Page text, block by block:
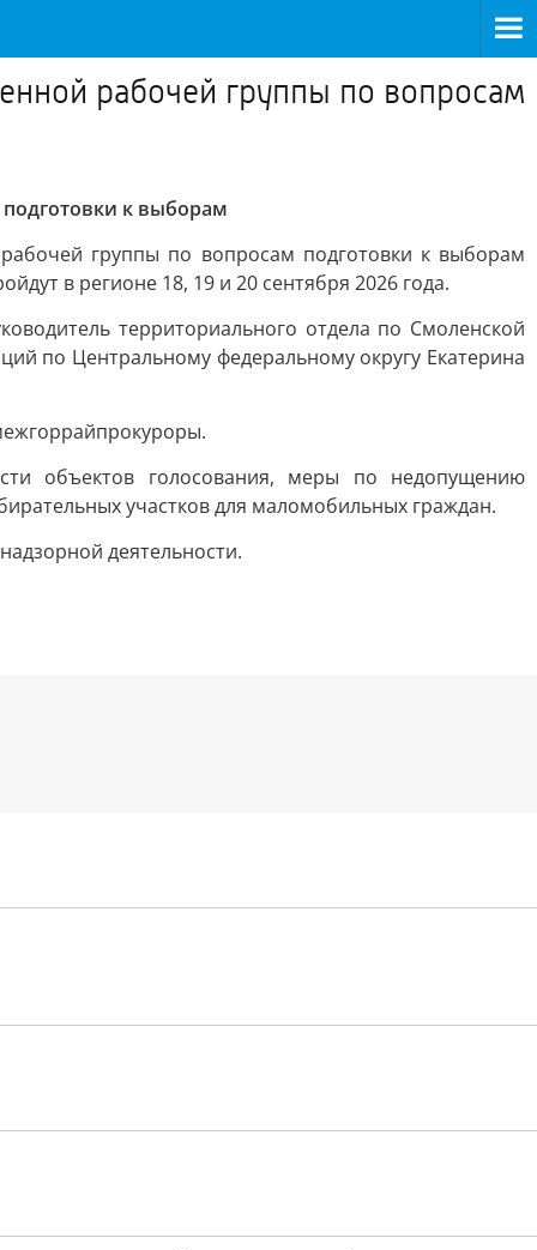
рабочей группы по вопросам
к выборам
группы по вопросам подготовки к выборам
в регионе 18, 19 и 20 сентября 2026 года.
территориального отдела по Смоленской
по Центральному федеральному округу Екатерина
объектов голосования, меры по недопущению
участков для маломобильных граждан.
деятельности.